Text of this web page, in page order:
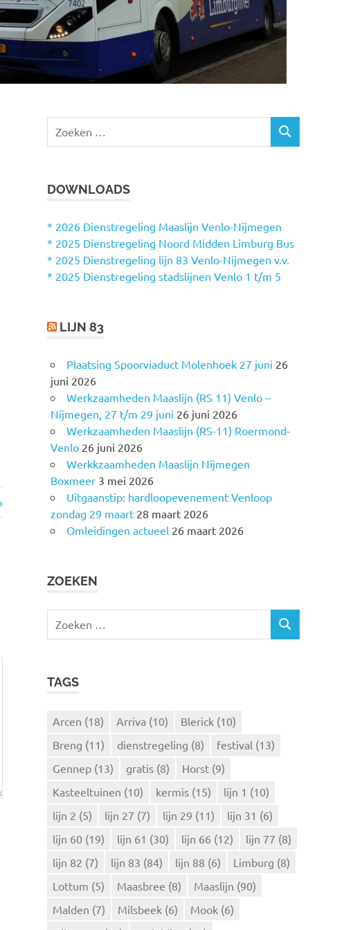
e
n
a
a
r
Z
DOWNLOADS
* 2026 Dienstregeling Maaslijn Venlo-Nijmegen
* 2025 Dienstregeling Noord Midden Limburg Bus
* 2025 Dienstregeling lijn 83 Venlo-Nijmegen v.v.
* 2025 Dienstregeling stadslijnen Venlo 1 t/m 5
LIJN 83
Plaatsing Spoorviaduct Molenhoek 27 juni 26
juni 2026
Werkzaamheden Maaslijn (RS 11) Venlo –
Nijmegen, 27 t/m 29 juni 26 juni 2026
Werkzaamheden Maaslijn (RS-11) Roermond-
Venlo 26 juni 2026
Werkkzaamheden Maaslijn Nijmegen
Boxmeer 3 mei 2026
Uitgaanstip: hardloopevenement Venloop
zondag 29 maart 28 maart 2026
Omleidingen actueel 26 maart 2026
ZOEKEN
e
Z
TAGS
Arcen (18) Arriva (10) Blerick (10)
Breng (11) dienstregeling (8) festival (13)
Gennep (13) gratis (8) Horst (9)
Kasteeltuinen (10) kermis (15) lijn 1 (10)
lijn 2 (5) lijn 27 (7) lijn 29 (11) lijn 31 (6)
lijn 60 (19) lijn 61 (30) lijn 66 (12) lijn 77 (8)
lijn 82 (7) lijn 83 (84) lijn 88 (6) Limburg (8)
Lottum (5) Maasbree (8) Maaslijn (90)
Malden (7) Milsbeek (6) Mook (6)